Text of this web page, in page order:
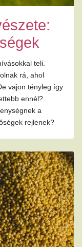
teli.
rá, ahol
vajon tényleg így
ennél?
a
rejlenek?